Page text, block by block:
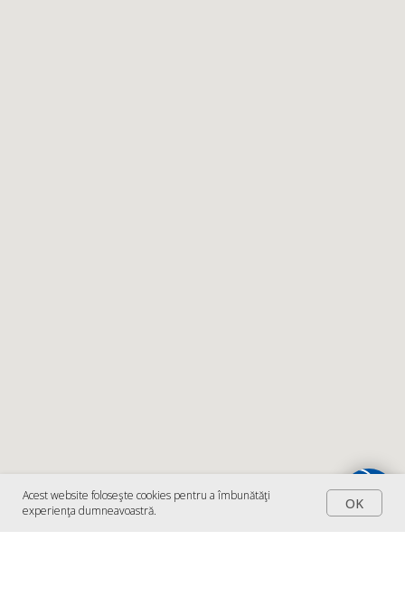
Acest website foloseşte cookies pentru a îmbunătăţi
experienţa dumneavoastră.
OK